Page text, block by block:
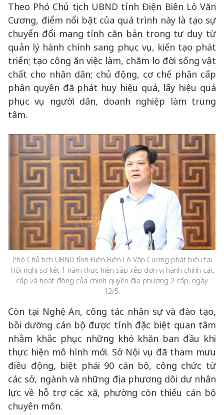
Theo Phó Chủ tịch UBND tỉnh Điện Biên Lò Văn
Cương, điểm nổi bật của quá trình này là tạo sự
chuyển đổi mang tính căn bản trong tư duy từ
quản lý hành chính sang phục vụ, kiến tạo phát
triển; tạo công ăn việc làm, chăm lo đời sống vật
chất cho nhân dân; chủ động, cơ chế phân cấp
phân quyền đã phát huy hiệu quả, lấy hiệu quả
phục vụ người dân, doanh nghiệp làm trung
tâm.
Phó Chủ tịch UBND tỉnh Điện Biên Lò Văn Cương phát biểu tại
Hội nghị sơ kết 1 năm thực hiện sắp xếp đơn vị hành chính các
cấp và hoạt động của chính quyền địa phương 2 cấp, ngày
12/5.
Còn tại Nghệ An, công tác nhân sự và đào tạo,
bồi dưỡng cán bộ được tỉnh đặc biệt quan tâm
nhằm khắc phục những khó khăn ban đầu khi
thực hiện mô hình mới. Sở Nội vụ đã tham mưu
điều động, biệt phái 90 cán bộ, công chức từ
các sở, ngành và những địa phương dôi dư nhân
lực về hỗ trợ các xã, phường còn thiếu cán bộ
chuyên môn.